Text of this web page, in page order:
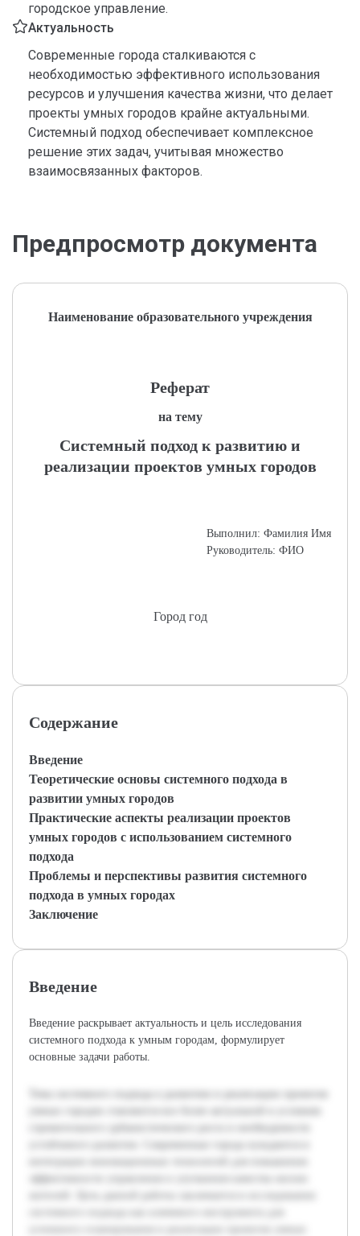
городское управление.
Актуальность
Современные города сталкиваются с
необходимостью эффективного использования
ресурсов и улучшения качества жизни, что делает
проекты умных городов крайне актуальными.
Системный подход обеспечивает комплексное
решение этих задач, учитывая множество
взаимосвязанных факторов.
Предпросмотр документа
Наименование образовательного учреждения
Реферат
на тему
Системный подход к развитию и
реализации проектов умных городов
Выполнил: Фамилия Имя
Руководитель: ФИО
Город год
Содержание
Введение
Теоретические основы системного подхода в
развитии умных городов
Практические аспекты реализации проектов
умных городов с использованием системного
подхода
Проблемы и перспективы развития системного
подхода в умных городах
Заключение
Введение
Введение раскрывает актуальность и цель исследования
системного подхода к умным городам, формулирует
основные задачи работы.